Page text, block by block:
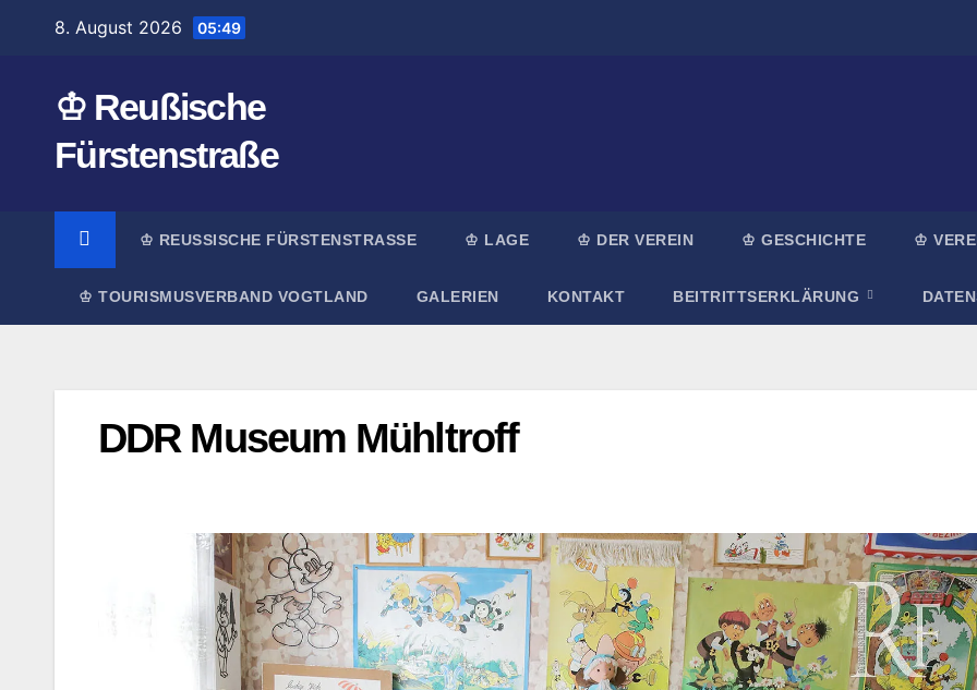
8. August 2026 05:49
♔ Reußische
Fürstenstraße
♔ REUSSISCHE FÜRSTENSTRASSE ♔ LAGE ♔ DER VEREIN ♔ GESCHICHTE ♔
♔ TOURISMUSVERBAND VOGTLAND GALERIEN KONTAKT BEITRITTSERKLÄRUNG
DDR Museum Mühltroff